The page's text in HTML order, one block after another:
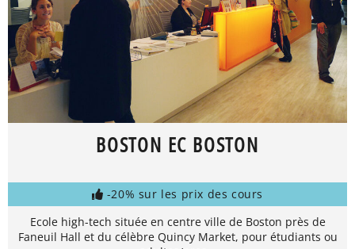
BOSTON EC BOSTON
-20% sur les prix des cours
Ecole high-tech située en centre ville de Boston près de
Faneuil Hall et du célèbre Quincy Market, pour étudiants ou